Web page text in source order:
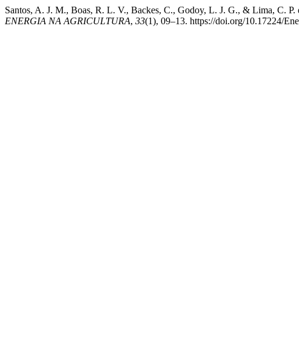
Santos, A. J. M., Boas, R. L. V., Backes, C., Godoy, L. J. G., & Lima,
ENERGIA NA AGRICULTURA, 33(1), 09–13. https://doi.org/10.17224/